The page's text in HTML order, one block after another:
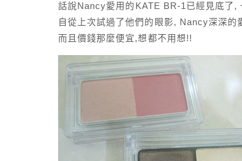
話說Nancy愛用的KATE BR-1已經見底了,
自從上次試過了他們的眼影, Nancy深深
而且價錢那麼便宜,想都不用想!!